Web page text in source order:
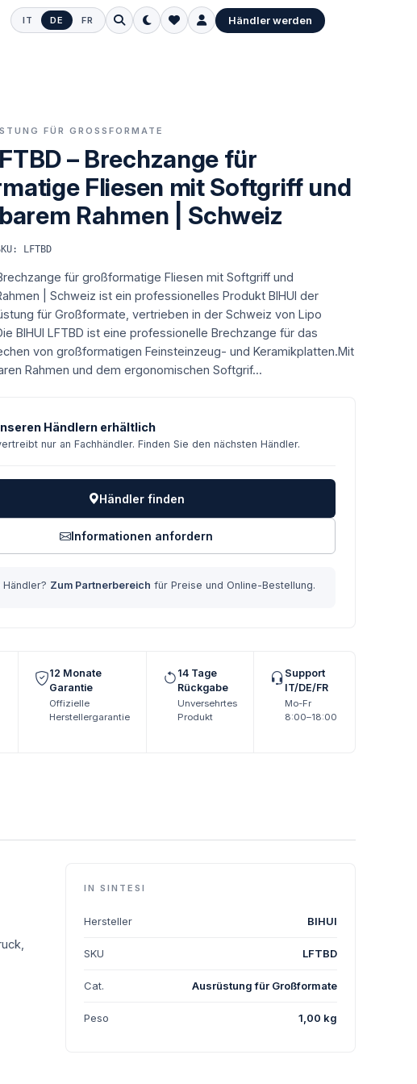
IT DE FR Händler werden
FÜR GROSSFORMATE
– Brechzange für
Fliesen mit Softgriff und
Rahmen | Schweiz
LFTBD
für großformatige Fliesen mit Softgriff und
| Schweiz ist ein professionelles Produkt BIHUI der
für Großformate, vertrieben in der Schweiz von Lipo
BIHUI LFTBD ist eine professionelle Brechzange für das
von großformatigen Feinsteinzeug- und Keramikplatten.Mit
Rahmen und dem ergonomischen Softgrif...
Händlern erhältlich
nur an Fachhändler. Finden Sie den nächsten Händler.
Händler finden
Informationen anfordern
Händler? Zum Partnerbereich für Preise und Online-Bestellung.
12 Monate
Garantie
Offizielle
Herstellergarantie
14 Tage
Rückgabe
Unversehrtes
Produkt
Support
IT/DE/FR
Mo-Fr
8:00–18:00
IN SINTESI
Hersteller BIHUI
SKU LFTBD
Cat. Ausrüstung für Großformate
Peso 1,00 kg